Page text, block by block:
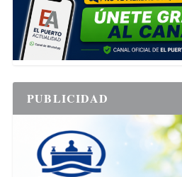
PUBLICIDAD